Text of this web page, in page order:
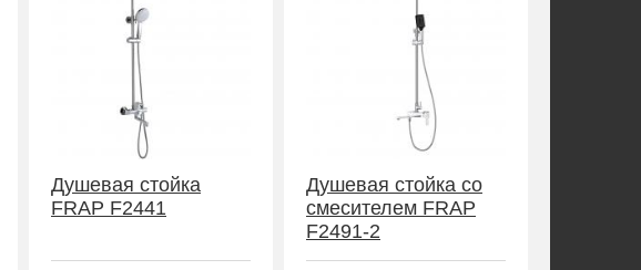
Душевая стойка
FRAP F2441
Душевая стойка со
смесителем FRAP
F2491-2